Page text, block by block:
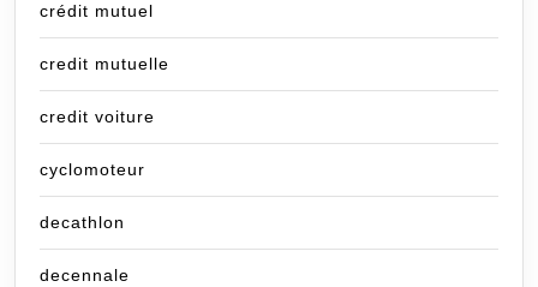
crédit mutuel
credit mutuelle
credit voiture
cyclomoteur
decathlon
decennale